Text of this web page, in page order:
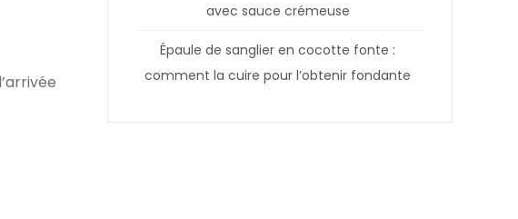
avec sauce crémeuse
Épaule de sanglier en cocotte fonte :
comment la cuire pour l’obtenir fondante